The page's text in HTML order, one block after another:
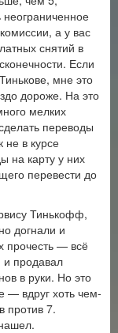
а у вас
снятий в
Если
мне это
дороже. На это
мелких
переводы
не в курсе
на карту у них
перевести до
Тинькофф,
догнали и
прочесть — всё
и продавал
в руки. Но это
— вдруг хоть чем-
против 7.